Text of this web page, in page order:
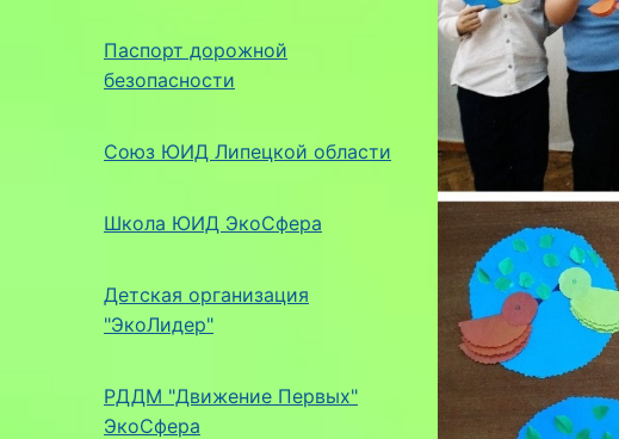
Паспорт дорожной
безопасности
Союз ЮИД Липецкой области
Школа ЮИД ЭкоСфера
Детская организация
"ЭкоЛидер"
РДДМ "Движение Первых"
ЭкоСфера